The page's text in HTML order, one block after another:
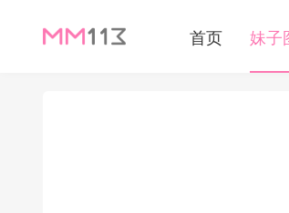
首页 妹子